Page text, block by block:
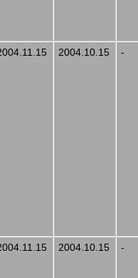
2004.10.15 -
2004.10.15 -